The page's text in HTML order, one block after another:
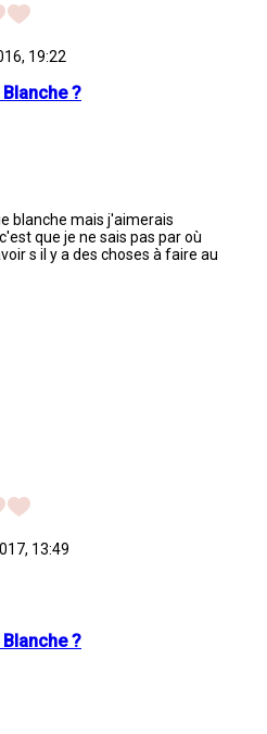
19:22
?
blanche mais j'aimerais
que je ne sais pas par où
s il y a des choses à faire au
13:49
?